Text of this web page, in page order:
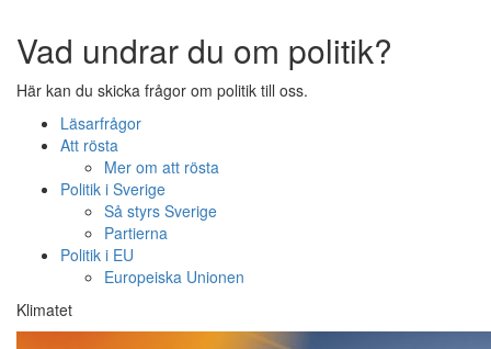
Vad undrar du om politik?
Här kan du skicka frågor om politik till oss.
Läsarfrågor
Att rösta
Mer om att rösta
Politik i Sverige
Så styrs Sverige
Partierna
Politik i EU
Europeiska Unionen
Klimatet